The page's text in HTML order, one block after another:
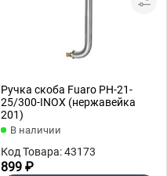
Ручка скоба Fuaro PH-21-
25/300-INOX (нержавейка
201)
В наличии
Код Товара: 43173
899 ₽